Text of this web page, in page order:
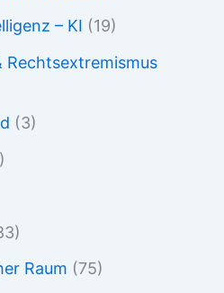
– KI (19)
Rechtsextremismus
(3)
Raum (75)